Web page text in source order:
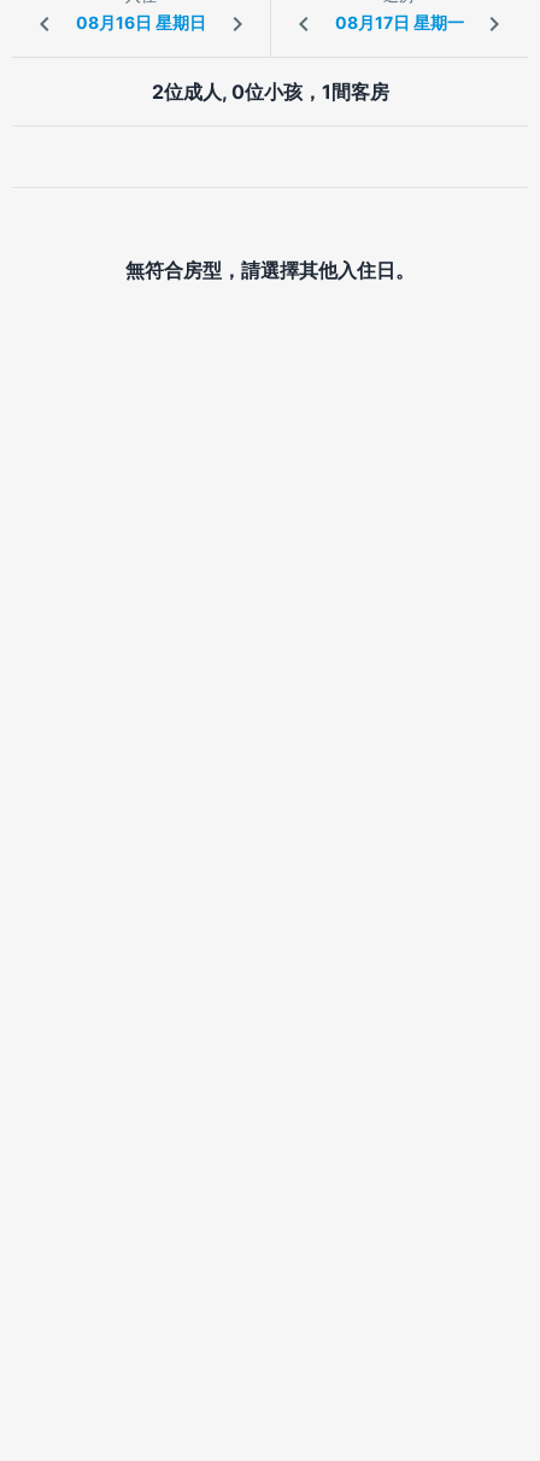
2位成人, 0位小孩，1間客房
無符合房型，請選擇其他入住日。